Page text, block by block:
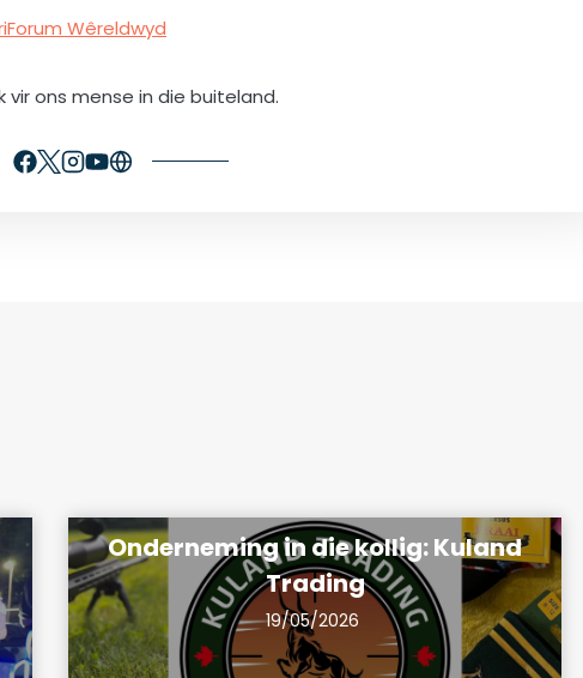
Wêreldwyd
vir ons mense in die buiteland.
Onderneming in die kollig: Kuland
Trading
19/05/2026